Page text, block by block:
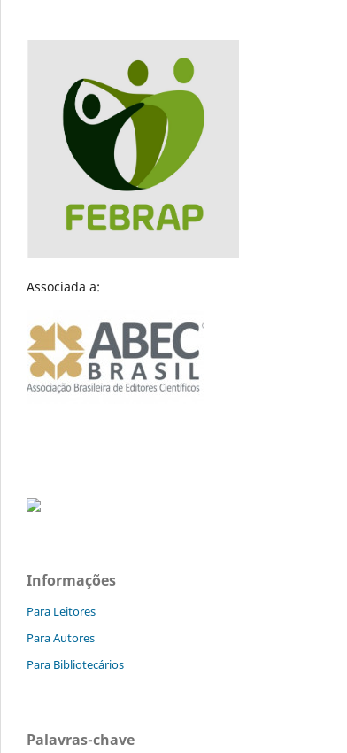
Associada a:
Informações
Para Leitores
Para Autores
Para Bibliotecários
Palavras-chave